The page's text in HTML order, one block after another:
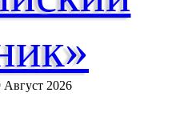
Август 2026